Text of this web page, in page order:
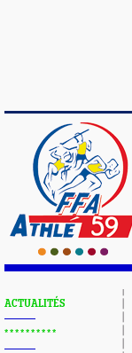
ACTUALITÉS
* * * * * * * * * *